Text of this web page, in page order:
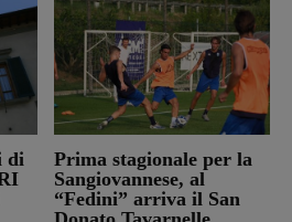
di
Prima stagionale per la
Sangiovannese, al
“Fedini” arriva il San